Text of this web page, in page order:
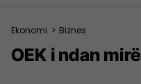
Ekonomi > Biznes
OEK i ndan